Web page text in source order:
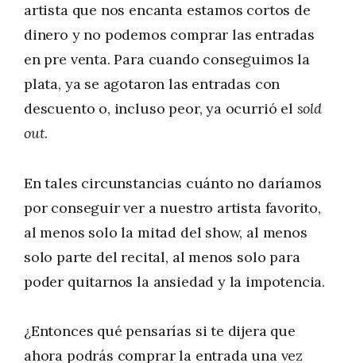
artista que nos encanta estamos cortos de
dinero y no podemos comprar las entradas
en pre venta. Para cuando conseguimos la
plata, ya se agotaron las entradas con
descuento o, incluso peor, ya ocurrió el sold
out.
En tales circunstancias cuánto no daríamos
por conseguir ver a nuestro artista favorito,
al menos solo la mitad del show, al menos
solo parte del recital, al menos solo para
poder quitarnos la ansiedad y la impotencia.
¿Entonces qué pensarías si te dijera que
ahora podrás comprar la entrada una vez